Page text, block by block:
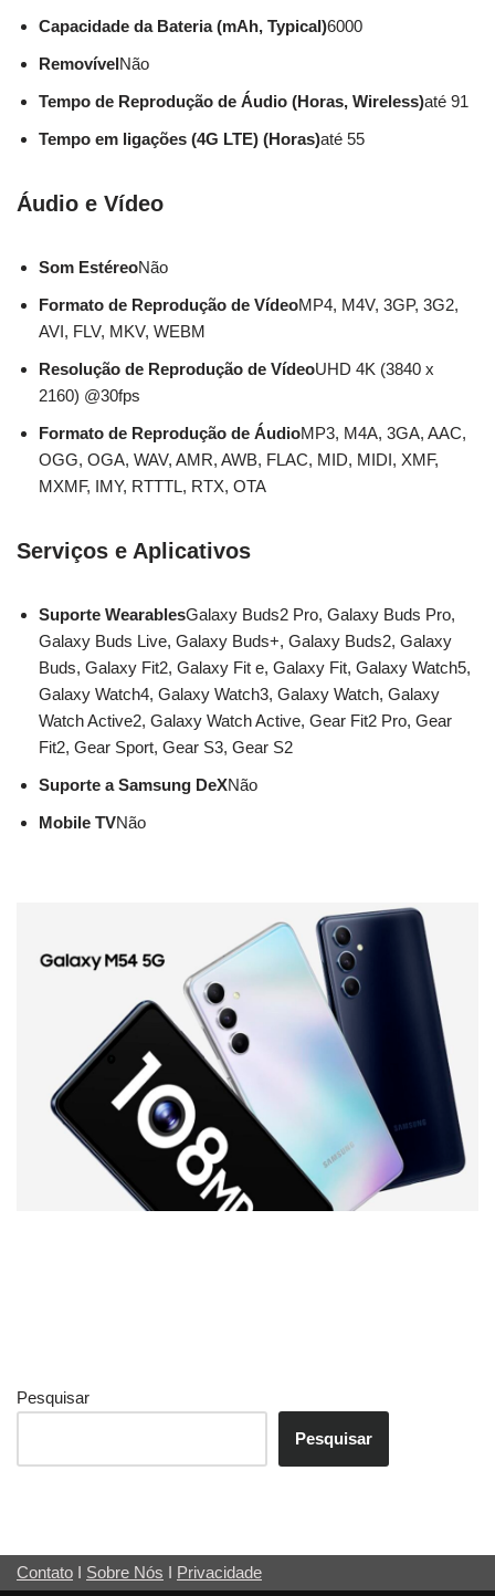
Capacidade da Bateria (mAh, Typical)6000
RemovívelNão
Tempo de Reprodução de Áudio (Horas, Wireless)até 91
Tempo em ligações (4G LTE) (Horas)até 55
Áudio e Vídeo
Som EstéreoNão
Formato de Reprodução de VídeoMP4, M4V, 3GP, 3G2,
AVI, FLV, MKV, WEBM
Resolução de Reprodução de VídeoUHD 4K (3840 x
2160) @30fps
Formato de Reprodução de ÁudioMP3, M4A, 3GA, AAC,
OGG, OGA, WAV, AMR, AWB, FLAC, MID, MIDI, XMF,
MXMF, IMY, RTTTL, RTX, OTA
Serviços e Aplicativos
Suporte WearablesGalaxy Buds2 Pro, Galaxy Buds Pro,
Galaxy Buds Live, Galaxy Buds+, Galaxy Buds2, Galaxy
Buds, Galaxy Fit2, Galaxy Fit e, Galaxy Fit, Galaxy Watch5,
Galaxy Watch4, Galaxy Watch3, Galaxy Watch, Galaxy
Watch Active2, Galaxy Watch Active, Gear Fit2 Pro, Gear
Fit2, Gear Sport, Gear S3, Gear S2
Suporte a Samsung DeXNão
Mobile TVNão
Pesquisar
Pesquisar
Contato I Sobre Nós I Privacidade